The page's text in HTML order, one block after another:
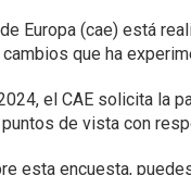
Europa (cae) está
que ha
el CAE solicita la
de vista con
esta encuesta,